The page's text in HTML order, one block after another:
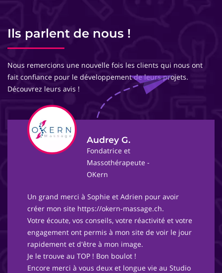
Ils parlent de nous !
Nous remercions une nouvelle fois les clients qui nous ont
fait confiance pour le développement de leurs projets.
Découvrez leurs avis !
Audrey G.
Fondatrice et
Massothérapeute -
OKern
Un grand merci à Sophie et Adrien pour avoir
créer mon site https://okern-massage.ch.
Votre écoute, vos conseils, votre réactivité et votre
engagement ont permis à mon site de voir le jour
rapidement et d'être à mon image.
Je le trouve au TOP ! Bon boulot !
Encore merci à vous deux et longue vie au Studio